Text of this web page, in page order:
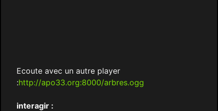
Ecoute avec un autre player
:http://apo33.org:8000/arbres.ogg
interagir :